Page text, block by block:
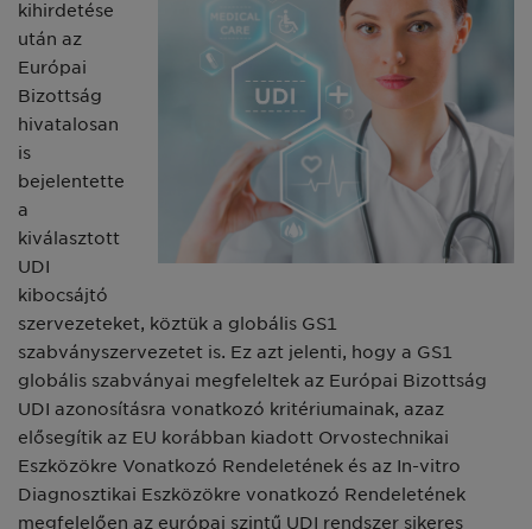
kihirdetése
után az
Európai
Bizottság
hivatalosan
is
bejelentette
a
kiválasztott
UDI
kibocsájtó
szervezeteket, köztük a globális GS1
szabványszervezetet is. Ez azt jelenti, hogy a GS1
globális szabványai megfeleltek az Európai Bizottság
UDI azonosításra vonatkozó kritériumainak, azaz
elősegítik az EU korábban kiadott Orvostechnikai
Eszközökre Vonatkozó Rendeletének és az In-vitro
Diagnosztikai Eszközökre vonatkozó Rendeletének
megfelelően az európai szintű UDI rendszer sikeres